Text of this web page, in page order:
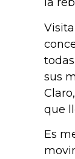
sus
que
Es